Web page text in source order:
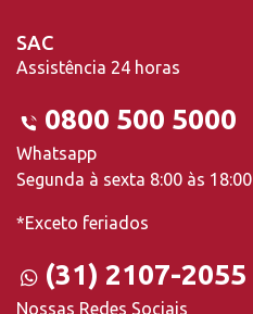
SAC
Assistência 24 horas
0800 500 5000
Whatsapp
Segunda à sexta 8:00 às 18:00
*Exceto feriados
(31) 2107-2055
Nossas Redes Sociais